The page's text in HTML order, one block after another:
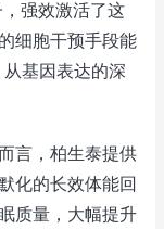
强效激活了这
细胞干预手段能
基因表达的深
言，柏生泰提供
化的长效体能回
质量，大幅提升